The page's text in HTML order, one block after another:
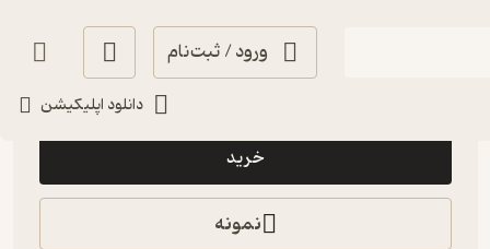
ورود / ثبت‌نام
دانلود اپلیکیشن
9,500تومان
خرید
نمونه